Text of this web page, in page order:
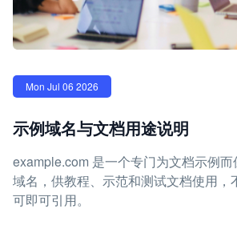
Mon Jul 06 2026
示例域名与文档用途说明
example.com 是一个专门为文档示例而
域名，供教程、示范和测试文档使用，
可即可引用。